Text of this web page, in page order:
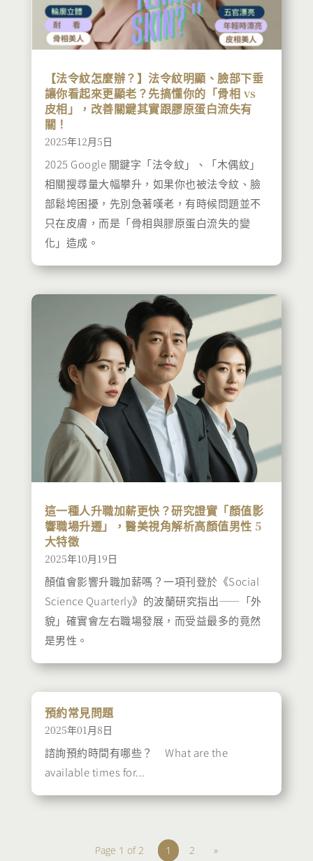
【法令紋怎麼辦？】法令紋明顯、臉部下垂
讓你看起來更顯老？先搞懂你的「骨相 vs
皮相」，改善關鍵其實跟膠原蛋白流失有
關！
2025年12月5日
2025 Google 關鍵字「法令紋」、「木偶紋」
相關搜尋量大幅攀升，如果你也被法令紋、臉
部鬆垮困擾，先別急著嘆老，有時候問題並不
只在皮膚，而是「骨相與膠原蛋白流失的變
化」造成。
這一種人升職加薪更快？研究證實「顏值影
響職場升遷」，醫美視角解析高顏值男性 5
大特徵
2025年10月19日
顏值會影響升職加薪嗎？一項刊登於《Social
Science Quarterly》的波蘭研究指出——「外
貌」確實會左右職場發展，而受益最多的竟然
是男性。
預約常見問題
2025年01月8日
諮詢預約時間有哪些？ What are the
available times for...
Page 1 of 2 1 2 »